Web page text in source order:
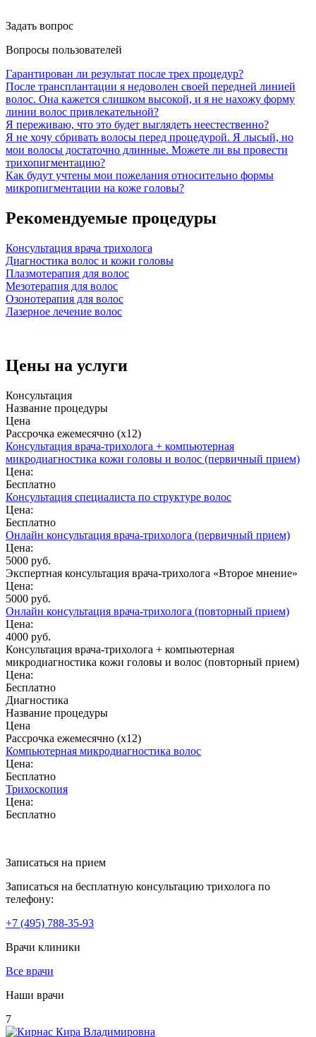
Задать вопрос
Вопросы пользователей
Гарантирован ли результат после трех процедур?
После трансплантации я недоволен своей передней линией
волос. Она кажется слишком высокой, и я не нахожу форму
линии волос привлекательной?
Я переживаю, что это будет выглядеть неестественно?
Я не хочу сбривать волосы перед процедурой. Я лысый, но
мои волосы достаточно длинные. Можете ли вы провести
трихопигментацию?
Как будут учтены мои пожелания относительно формы
микропигментации на коже головы?
Рекомендуемые процедуры
Консультация врача трихолога
Диагностика волос и кожи головы
Плазмотерапия для волос
Мезотерапия для волос
Озонотерапия для волос
Лазерное лечение волос
Цены на услуги
Консультация
Название процедуры
Цена
Рассрочка ежемесячно (x12)
Консультация врача-трихолога + компьютерная
микродиагностика кожи головы и волос (первичный прием)
Цена:
Бесплатно
Консультация специалиста по структуре волос
Цена:
Бесплатно
Онлайн консультация врача-трихолога (первичный прием)
Цена:
5000 руб.
Экспертная консультация врача-трихолога «Второе мнение»
Цена:
5000 руб.
Онлайн консультация врача-трихолога (повторный прием)
Цена:
4000 руб.
Консультация врача-трихолога + компьютерная
микродиагностика кожи головы и волос (повторный прием)
Цена:
Бесплатно
Диагностика
Название процедуры
Цена
Рассрочка ежемесячно (x12)
Компьютерная микродиагностика волос
Цена:
Бесплатно
Трихоскопия
Цена:
Бесплатно
Записаться на прием
Записаться на бесплатную консультацию трихолога по
телефону:
+7 (495) 788-35-93
Врачи клиники
Все врачи
Наши врачи
7